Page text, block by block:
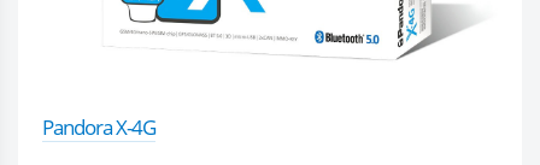
Pandora X-4G